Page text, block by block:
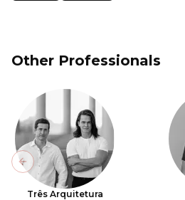
Other Professionals
Três Arquitetura
Previous slide